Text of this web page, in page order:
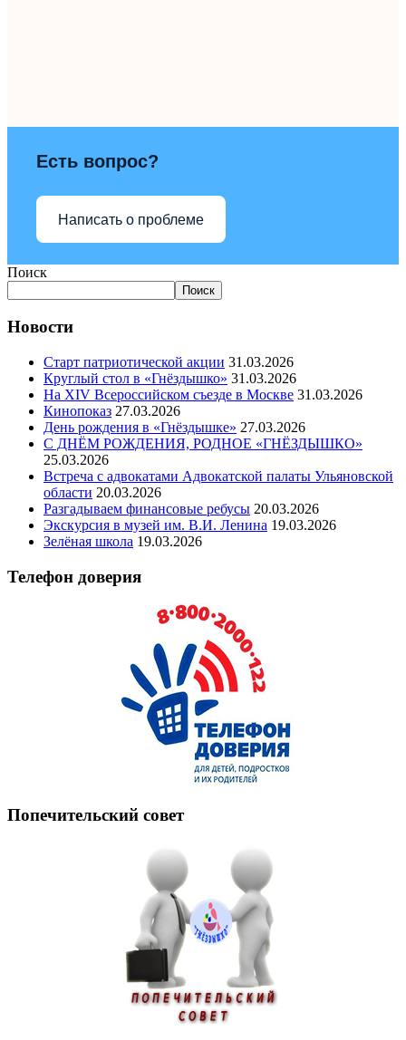
Есть вопрос?
Написать о проблеме
Поиск
Поиск
Новости
Старт патриотической акции 31.03.2026
Круглый стол в «Гнёздышко» 31.03.2026
На XIV Всероссийском съезде в Москве 31.03.2026
Кинопоказ 27.03.2026
День рождения в «Гнёздышке» 27.03.2026
С ДНЁМ РОЖДЕНИЯ, РОДНОЕ «ГНЁЗДЫШКО»
25.03.2026
Встреча с адвокатами Адвокатской палаты Ульяновской
области 20.03.2026
Разгадываем финансовые ребусы 20.03.2026
Экскурсия в музей им. В.И. Ленина 19.03.2026
Зелёная школа 19.03.2026
Телефон доверия
Попечительский совет